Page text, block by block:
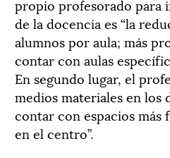
propio profesorado para
de la docencia es “la
alumnos por aula; más
contar con aulas
En segundo lugar, el
medios materiales en los
contar con espacios más
en el centro”.